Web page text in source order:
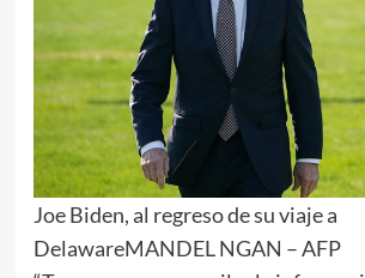
Joe Biden, al regreso de su viaje a
DelawareMANDEL NGAN – AFP